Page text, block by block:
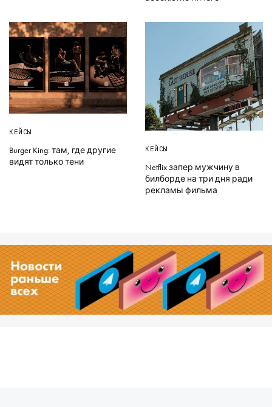
КЕЙСЫ
Burger King: там, где другие
видят только тени
КЕЙСЫ
Netflix запер мужчину в
билборде на три дня ради
рекламы фильма